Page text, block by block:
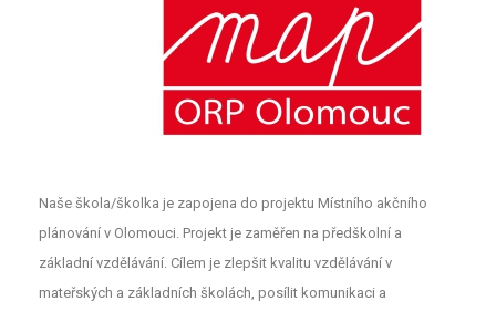
Naše škola/školka je zapojena do projektu Místního akčního
plánování v Olomouci. Projekt je zaměřen na předškolní a
základní vzdělávání. Cílem je zlepšit kvalitu vzdělávání v
mateřských a základních školách, posílit komunikaci a